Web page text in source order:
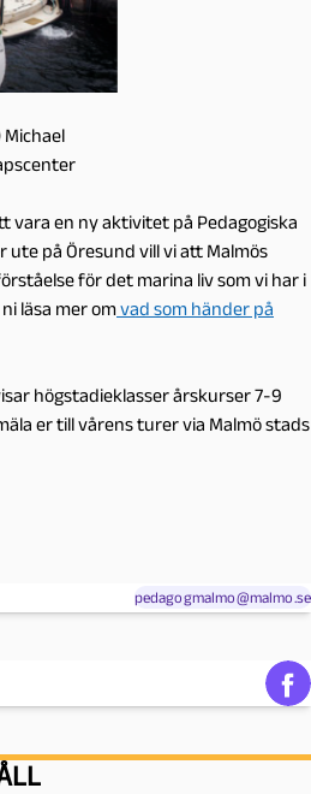
vara en ny aktivitet på Pedagogiska
ute på Öresund vill vi att Malmös
för det marina liv som vi har i
läsa mer omvad som händer på
högstadieklasser årskurser 7-9
er till vårens turer via Malmö stads
pedagogmalmo@malmo.se